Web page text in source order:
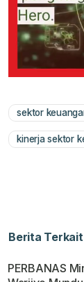
sektor
kinerja sektor
Berita Terkait
PERBANAS